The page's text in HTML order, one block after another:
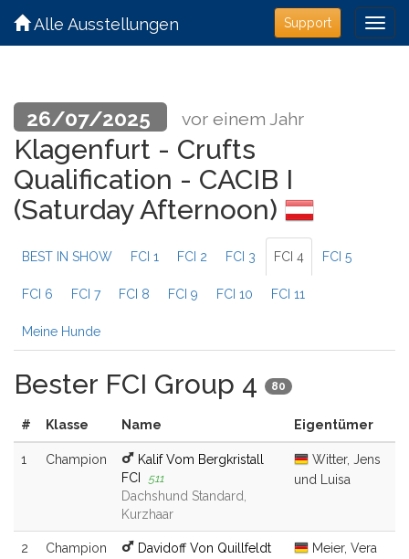
Support
Alle Ausstellungen
26/07/2025 vor einem Jahr
Klagenfurt - Crufts
Qualification - CACIB I
(Saturday Afternoon)
BEST IN SHOW FCI 1 FCI 2 FCI 3 FCI 4 FCI 5
FCI 6 FCI 7 FCI 8 FCI 9 FCI 10 FCI 11
Meine Hunde
Bester FCI Group 4 80
# Klasse Name Eigentümer
1 Champion
Kalif Vom Bergkristall
FCI
511
Dachshund Standard,
Kurzhaar
Witter, Jens
und Luisa
2 Champion Davidoff Von Quillfeldt Meier, Vera